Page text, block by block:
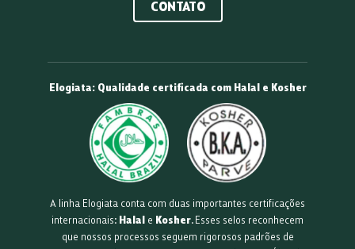
CONTATO
Elogiata: Qualidade certificada com Halal e Kosher
A linha Elogiata conta com duas importantes certificações
internacionais: Halal e Kosher. Esses selos reconhecem
que nossos processos seguem rigorosos padrões de